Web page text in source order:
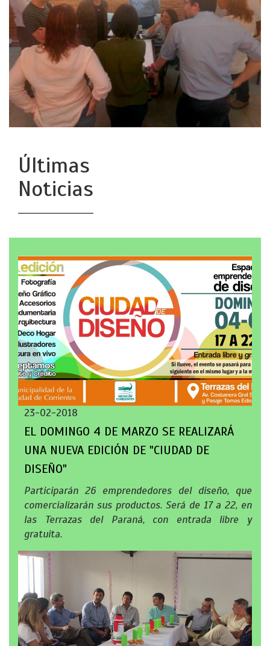
Últimas
Noticias
23-02-2018
EL DOMINGO 4 DE MARZO SE REALIZARÁ
UNA NUEVA EDICIÓN DE "CIUDAD DE
DISEÑO"
Participarán 26 emprendedores del diseño, que
comercializarán sus productos. Será de 17 a 22, en
las Terrazas del Paraná, con entrada libre y
gratuita.